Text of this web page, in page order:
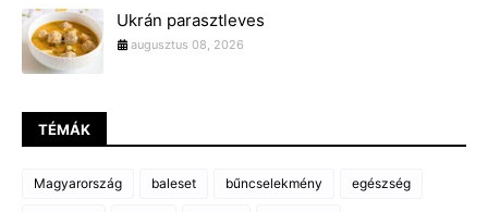
Ukrán parasztleves
augusztus 08, 2026
TÉMÁK
Magyarország baleset bűncselekmény egészség